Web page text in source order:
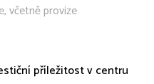
včetně provize
příležitost v centru